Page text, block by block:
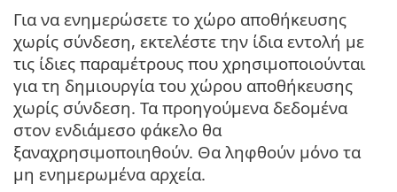
Για να ενημερώσετε το χώρο αποθήκευσης
χωρίς σύνδεση, εκτελέστε την ίδια εντολή με
τις ίδιες παραμέτρους που χρησιμοποιούνται
για τη δημιουργία του χώρου αποθήκευσης
χωρίς σύνδεση. Τα προηγούμενα δεδομένα
στον ενδιάμεσο φάκελο θα
ξαναχρησιμοποιηθούν. Θα ληφθούν μόνο τα
μη ενημερωμένα αρχεία.